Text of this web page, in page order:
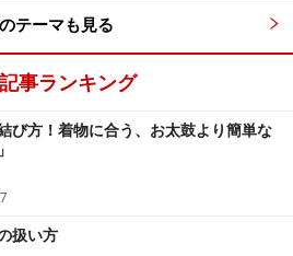
です。最新の内容をご確認くださ
1/2 次のページへ
テーマも見る
事ランキング
び方！着物に合う、お太鼓より簡単な
扱い方